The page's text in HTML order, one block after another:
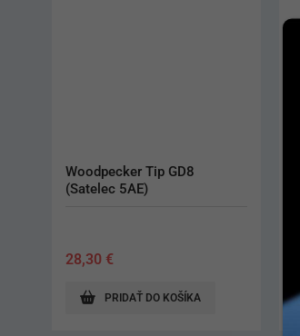
Chirana 120 LR
648,00
PRIDAŤ DO KOŠÍKA